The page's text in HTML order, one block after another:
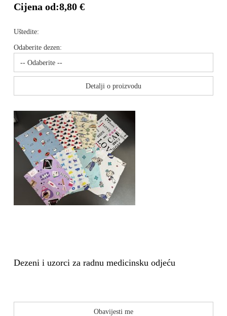
Cijena od:8,80 €
Uštedite:
Odaberite dezen:
Detalji o proizvodu
Dezeni i uzorci za radnu medicinsku odjeću
Obavijesti me